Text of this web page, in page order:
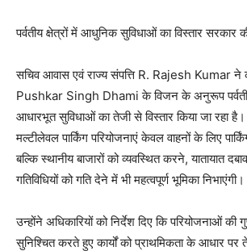
पर्वतीय क्षेत्रों में आधुनिक सुविधाओं का विस्तार सरकार
सचिव आवास एवं राज्य संपत्ति R. Rajesh Kumar ने
Pushkar Singh Dhami के विजन के अनुरूप
आधारभूत सुविधाओं का तेजी से विस्तार किया जा रहा
मल्टीलेवल पार्किंग परियोजनाएं केवल वाहनों के लिए
बल्कि स्थानीय बाजारों को व्यवस्थित करने, यातायात
गतिविधियों को गति देने में भी महत्वपूर्ण भूमिका निभाएंगी।
उन्होंने अधिकारियों को निर्देश दिए कि परियोजनाओं की
सुनिश्चित करते हुए कार्यों को प्राथमिकता के आधार पर